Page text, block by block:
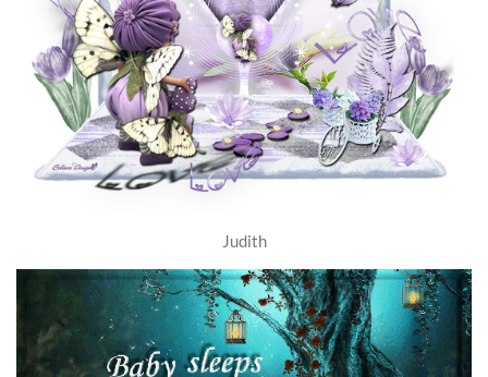
Judith